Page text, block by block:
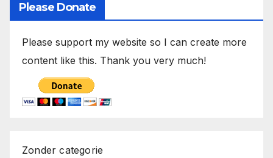
Please Donate
Please support my website so I can create more
content like this. Thank you very much!
Zonder categorie